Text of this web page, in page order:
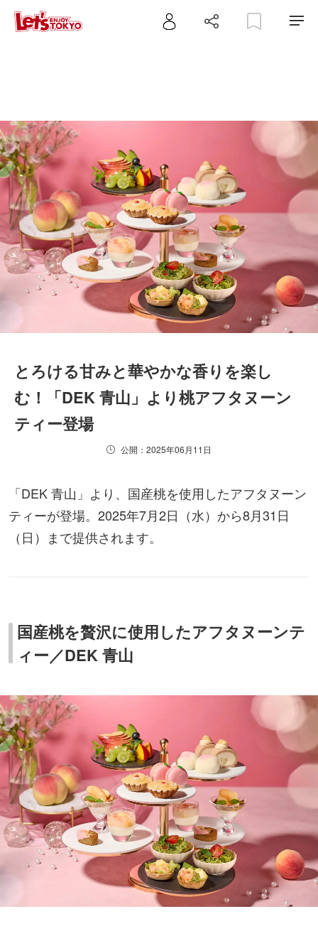
とろける甘みと華やかな香りを楽し
む！「DEK 青山」より桃アフタヌーン
ティー登場
公開：2025年06月11日
「DEK 青山」より、国産桃を使用したアフタヌーン
ティーが登場。2025年7月2日（水）から8月31日
（日）まで提供されます。
国産桃を贅沢に使用したアフタヌーンテ
ィー／DEK 青山